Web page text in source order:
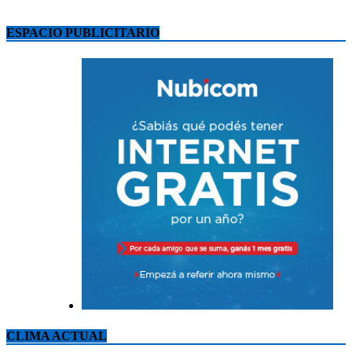
ESPACIO PUBLICITARIO
CLIMA ACTUAL